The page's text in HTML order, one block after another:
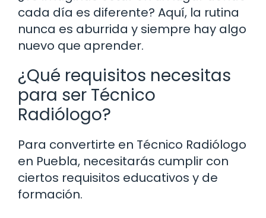
cada día es diferente? Aquí, la rutina
nunca es aburrida y siempre hay algo
nuevo que aprender.
¿Qué requisitos necesitas
para ser Técnico
Radiólogo?
Para convertirte en Técnico Radiólogo
en Puebla, necesitarás cumplir con
ciertos requisitos educativos y de
formación.